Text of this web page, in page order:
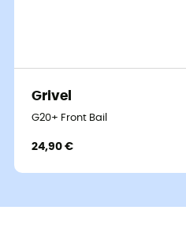
Grivel
G20+ Front Bail
24,90 €